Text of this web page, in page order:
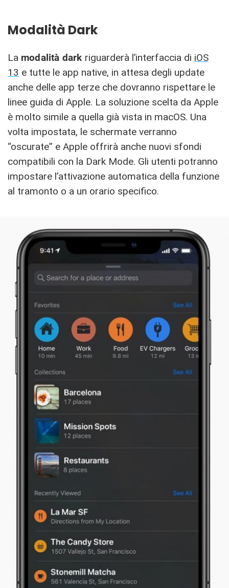
Modalità Dark
La modalità dark riguarderà l’interfaccia di iOS
13 e tutte le app native, in attesa degli update
anche delle app terze che dovranno rispettare le
linee guida di Apple. La soluzione scelta da Apple
è molto simile a quella già vista in macOS. Una
volta impostata, le schermate verranno
“oscurate” e Apple offrirà anche nuovi sfondi
compatibili con la Dark Mode. Gli utenti potranno
impostare l’attivazione automatica della funzione
al tramonto o a un orario specifico.